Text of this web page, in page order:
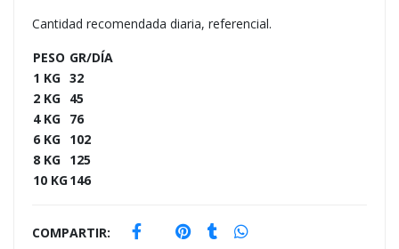
Cantidad recomendada diaria, referencial.
PESO GR/DÍA
1 KG 32
2 KG 45
4 KG 76
6 KG 102
8 KG 125
10 KG146
COMPARTIR: